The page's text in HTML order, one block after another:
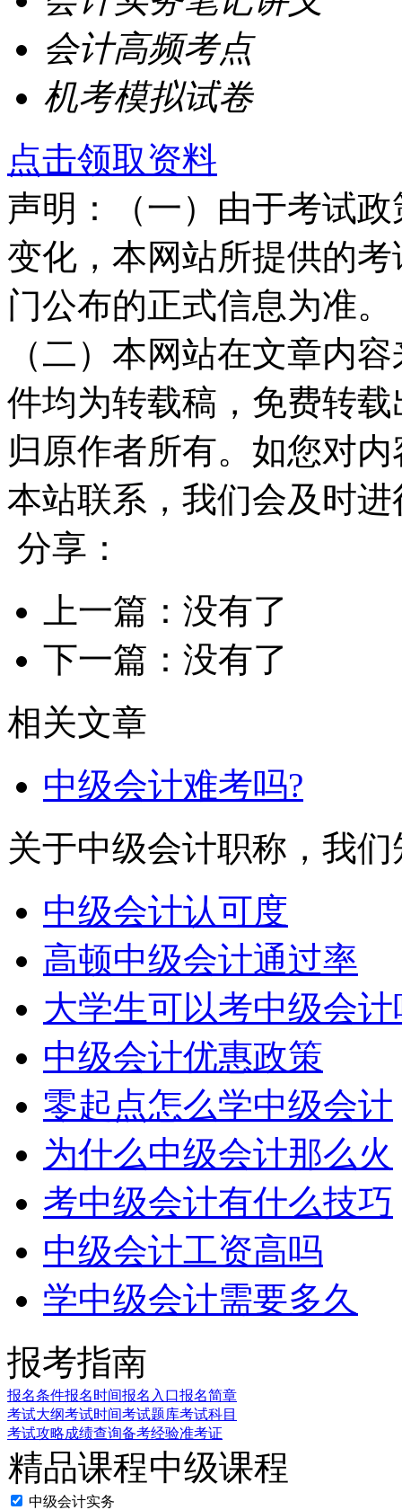
会计高频考点
机考模拟试卷
点击领取资料
声明：
（一）由于考试
变化，本网站所提供的
门公布的正式信息为准。
（二）本网站在文章内
件均为转载稿，免费转
归原作者所有。如您对
本站联系，我们会及时
分享：
上一篇：没有了
下一篇：没有了
相关文章
中级会计难考吗?
关于中级会计职称，我
中级会计认可度
高顿中级会计通过率
大学生可以考中级会计
中级会计优惠政策
零起点怎么学中级会计
为什么中级会计那么火
考中级会计有什么技巧
中级会计工资高吗
学中级会计需要多久
报考指南
报名条件报名时间报名入口报名简章
考试大纲考试时间考试题库考试科目
考试攻略成绩查询备考经验准考证
精品课程中级课程
中级会计实务